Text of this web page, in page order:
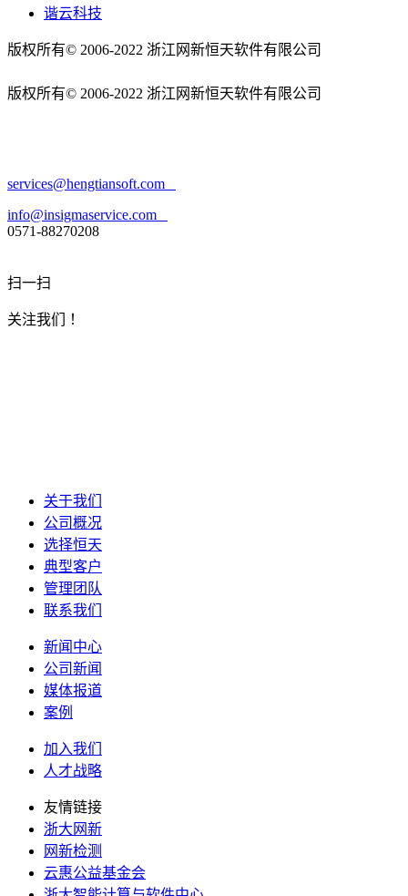
谐云科技
版权所有© 2006-2022 浙江网新恒天软件有限公司
版权所有© 2006-2022 浙江网新恒天软件有限公司
services@hengtiansoft.com
info@insigmaservice.com
0571-88270208
扫一扫
关注我们 ！
关于我们
公司概况
选择恒天
典型客户
管理团队
联系我们
新闻中心
公司新闻
媒体报道
案例
加入我们
人才战略
友情链接
浙大网新
网新检测
云惠公益基金会